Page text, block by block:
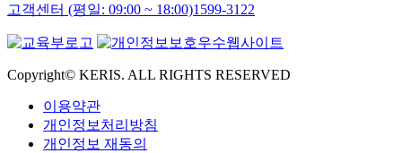
고객센터 (평일: 09:00 ~ 18:00)1599-3122
Copyright© KERIS. ALL RIGHTS RESERVED
이용약관
개인정보처리방침
개인정보 재동의